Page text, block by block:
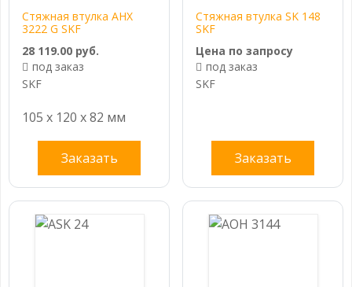
Стяжная втулка AHX
3222 G SKF
28 119.00 руб.
под заказ
SKF
105 x 120 x 82 мм
Заказать
Стяжная втулка SK 148
SKF
Цена по запросу
под заказ
SKF
Заказать